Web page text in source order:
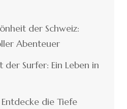
der Schweiz:
Abenteuer
der Surfer: Ein Leben in
die Tiefe